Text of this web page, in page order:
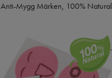
Anti-Mygg Märken, 100% Natural